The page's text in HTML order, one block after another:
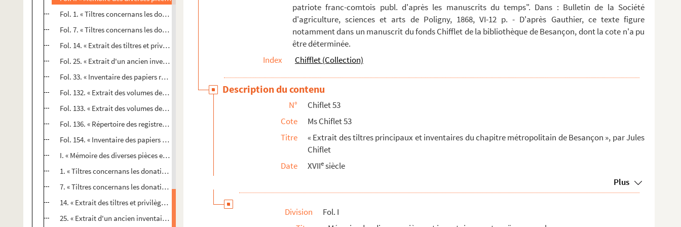
Fol. 1. « Tiltres concernans les donations des princes »
Fol. 7. « Tiltres concernans les donations et testamens de plusieurs chanoines de grande maison »
Fol. 14. « Extrait des tiltres et privilèges de l'église métropolitaine de Besançon »
Fol. 25. « Extrait d'un ancien inventaire... touchant les desmelez du chapitre et des citoyens... » de Besanç...
Fol. 33. « Inventaire des papiers retreuvés au cabinet de la Cour, le 7
d'aoust 1606 » : table alphabétique...
Fol. 132. « Extrait des volumes des affaires d'importance du Parlement touchant les saulneries de Salins », pa...
Fol. 133. « Extrait des volumes des affaires importantes du Parlement touchant les limites et difficultez de s...
Fol. 136. « Répertoire des registres de la Cour où sont enregistrées les bulles, nominations et provisions des...
Fol. 154. « Inventaire des papiers retreuvez dans le cabinet du secrétariat au chasteau de Gray par le procure...
I. « Mémoire des diverses pièces et inventaires contenuës en ce volume »
1. « Tiltres concernans les donations des princes »
7. « Tiltres concernans les donations et testamens de plusieurs chanoines de grande maison »
14. « Extrait des tiltres et privilèges de l'église métropolitaine de Besançon »
25. « Extrait d'un ancien inventaire... touchant les desmelez du chapitre et des citoyens... » de Besanç...
patriote franc-comtois publ. d'après les manuscrits du temps". Dans : Bulletin de la Société
d'agriculture, sciences et arts de Poligny, 1868, VI-12 p. - D'après Gauthier, ce texte figure
notamment dans un manuscrit du fonds Chifflet de la bibliothèque de Besançon, dont la cote n'a pu
être déterminée.
Index
Chifflet (Collection)
Description du contenu
N°
Chiflet 53
Cote
Ms Chiflet 53
Titre
« Extrait des tiltres principaux et inventaires du chapitre métropolitain de Besançon », par Jules
Chiflet
Date
XVIIesiècle
Plus
Division
Fol. I